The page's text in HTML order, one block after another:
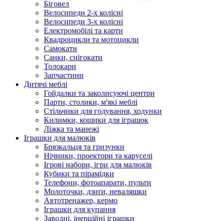
Біговел
Велосипеди 2-х колісні
Велосипеди 3-х колісні
Електромобілі та карти
Квадроцикли та мотоцикли
Самокати
Санки, снігокати
Толокари
Запчастини
Дитячі меблі
Гойдалки та заколисуючі центри
Парти, столики, м'які меблі
Стільчики для годування, ходунки
Килимки, кошики для іграшок
Ліжка та манежі
Іграшки для малюків
Брязкальця та гризунки
Нічники, проектори та каруселі
Ігрові набори, ігри для малюків
Кубики та пірамідки
Телефони, фотоапарати, пульти
Молоточки, дзиґи, неваляшки
Автотренажер, кермо
Іграшки для купання
Заводні, інерційні іграшки